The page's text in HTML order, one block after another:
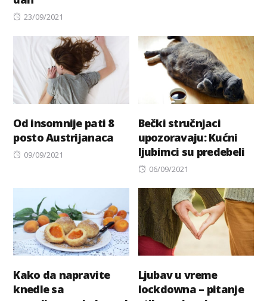
Posted
23/09/2021
Od insomnije pati 8
posto Austrijanaca
Posted
09/09/2021
Bečki stručnjaci
upozoravaju: Kućni
ljubimci su predebeli
Posted
06/09/2021
Kako da napravite
knedle sa
Ljubav u vreme
lockdowna – pitanje